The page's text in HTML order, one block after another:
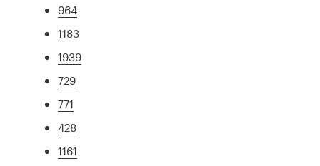
964
1183
1939
729
771
428
1161